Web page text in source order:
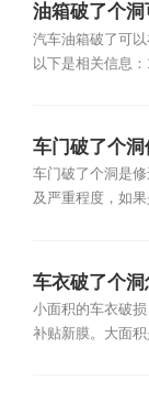
油箱破了个洞
汽车油箱破了可以
以下是相关信息：
车门破了个
车门破了个洞是
及严重程度，如
车衣破了个
小面积的车衣破
补贴新膜。大面